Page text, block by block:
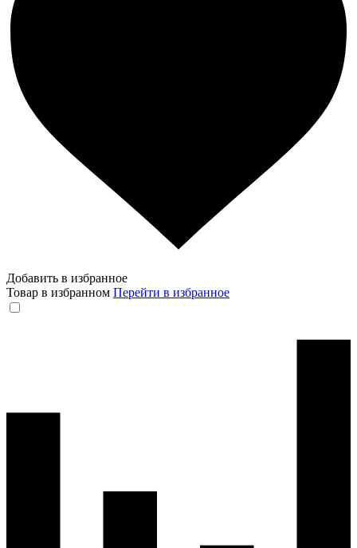
Добавить в избранное
Товар в избранном Перейти в избранное